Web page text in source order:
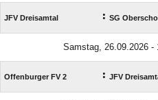
JFV Dreisamtal : SG
Samstag, 26.09.2026 -
Offenburger FV 2 : JFV